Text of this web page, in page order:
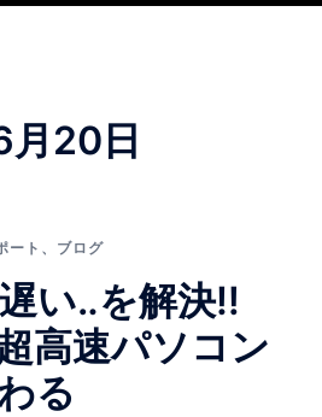
ュ
ー
月20日
ート 、 ブログ
い‥を解決‼
高速パソコン
る